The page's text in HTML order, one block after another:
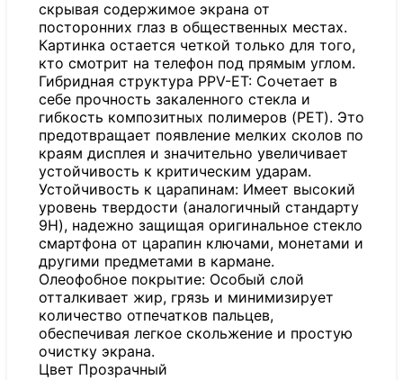
скрывая содержимое экрана от
посторонних глаз в общественных местах.
Картинка остается четкой только для того,
кто смотрит на телефон под прямым углом.
Гибридная структура PPV-ET: Сочетает в
себе прочность закаленного стекла и
гибкость композитных полимеров (PET). Это
предотвращает появление мелких сколов по
краям дисплея и значительно увеличивает
устойчивость к критическим ударам.
Устойчивость к царапинам: Имеет высокий
уровень твердости (аналогичный стандарту
9H), надежно защищая оригинальное стекло
смартфона от царапин ключами, монетами и
другими предметами в кармане.
Олеофобное покрытие: Особый слой
отталкивает жир, грязь и минимизирует
количество отпечатков пальцев,
обеспечивая легкое скольжение и простую
очистку экрана.
Цвет Прозрачный